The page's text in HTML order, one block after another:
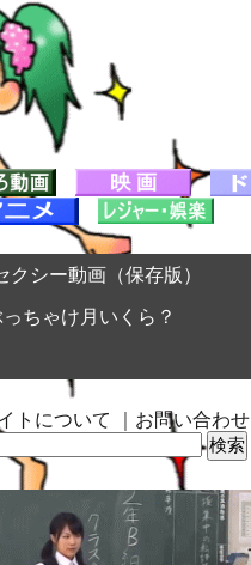
クシー動画（保存版）
っちゃけ月いくら？
トについて お問い合わせ